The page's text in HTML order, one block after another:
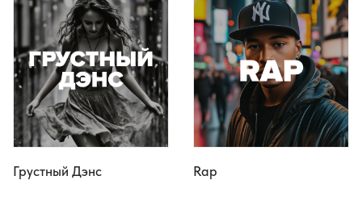
Грустный Дэнс Rap